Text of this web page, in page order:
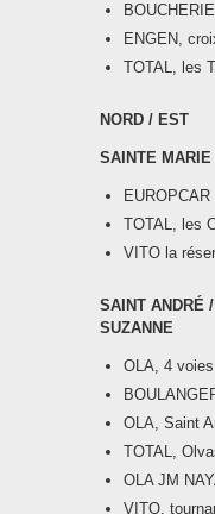
ENGEN,
TOTAL, les
NORD / EST
SAINTE MARIE
EUROPCAR
TOTAL, les
VITO la
SAINT ANDRÉ
SUZANNE
OLA, 4 voies
OLA, Saint
TOTAL,
OLA JM
VITO,